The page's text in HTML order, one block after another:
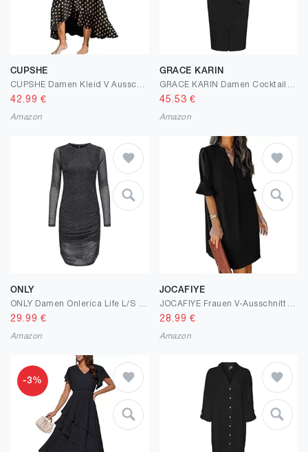
CUPSHE
42.99 €
Amazon
GRACE KARIN
45.53 €
Amazon
ONLY
29.99 €
Amazon
JOCAFIYE
28.99 €
Amazon
-3%